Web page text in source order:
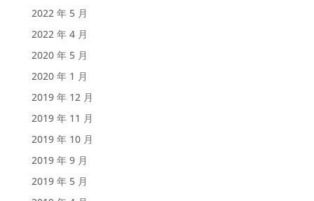
2022 年 5 月
2022 年 4 月
2020 年 5 月
2020 年 1 月
2019 年 12 月
2019 年 11 月
2019 年 10 月
2019 年 9 月
2019 年 5 月